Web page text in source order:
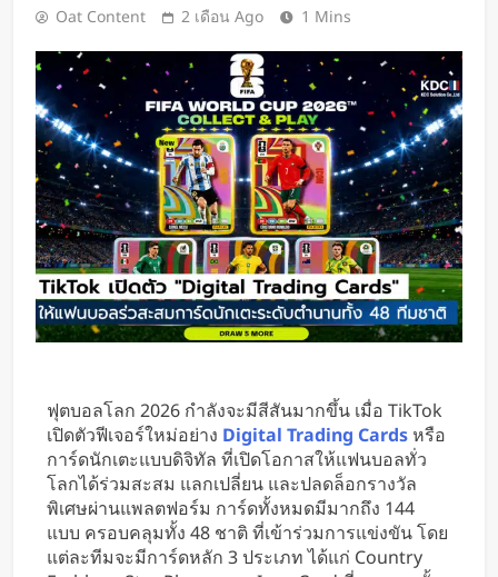
กวาดรายได้มากขึ้น 6 เท่า
Disney+ จับมือ TikTok ดึงครีเอเตอร์
เข้าแอป เปลี่ยนแฟนคลับให้เป็นผู้
สร้างคอนเทนต์
1 วัน Ago
ทีมนักศึกษาจากเนเธอร์แลนด์เปิดตัว
Stella Juva รถพยาบาลพลังงานแสง
อาทิตย์คันแรกของโลก วิ่งไกลกว่า
700 กม.
2 วัน Ago
เปิดตัว CMF Clip Pro หูฟังคลิปหนีบหู
รุ่นแรก! มาพร้อม Smart Dial บนเคส
ชาร์จ และแบตฯ ใช้งานสูงสุด 32.5
ชั่วโมง
2 วัน Ago
Spotify เพิ่มโหมดวิ่งใหม่ ปรับเพลง
Oat Content 2 เดือน Ago 1 Mins
ฟุตบอลโลก 2026 กำลังจะมีสีสันมากขึ้น เมื่อ TikTok
เปิดตัวฟีเจอร์ใหม่อย่าง Digital Trading Cardsหรือ
การ์ดนักเตะแบบดิจิทัล ที่เปิดโอกาสให้แฟนบอลทั่ว
โลกได้ร่วมสะสม แลกเปลี่ยน และปลดล็อกรางวัล
พิเศษผ่านแพลตฟอร์ม การ์ดทั้งหมดมีมากถึง 144
แบบ ครอบคลุมทั้ง 48 ชาติ ที่เข้าร่วมการแข่งขัน โดย
แต่ละทีมจะมีการ์ดหลัก 3 ประเภท ได้แก่ Country